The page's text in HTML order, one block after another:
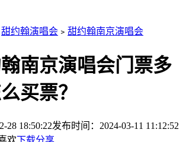
甜约翰演唱会 ﹥ 甜约翰南京演唱会
南京演唱会门票多
买票？
28 18:50:22发布时间：2024-03-11 11:12:52
欢下载分享